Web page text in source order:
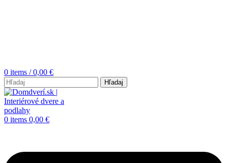
0 items / 0,00 €
Hľadaj
0 items 0,00 €